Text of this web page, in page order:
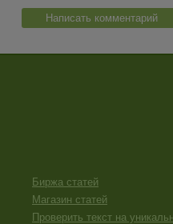
Написать комментарий
Биржа статей
Магазин статей
Проверить текст на